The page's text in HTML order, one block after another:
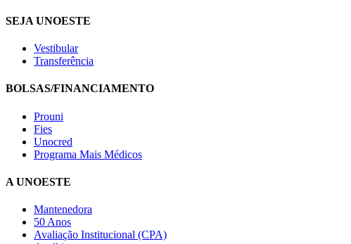
SEJA UNOESTE
Vestibular
Transferência
BOLSAS/FINANCIAMENTO
Prouni
Fies
Unocred
Programa Mais Médicos
A UNOESTE
Mantenedora
50 Anos
Avaliação Institucional (CPA)